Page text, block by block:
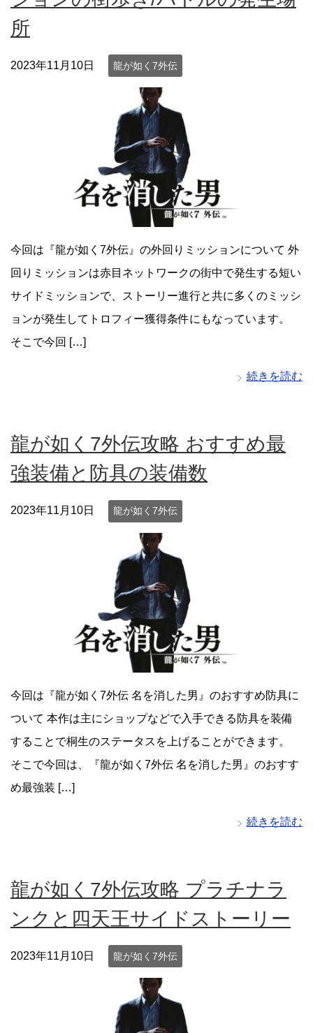
所
2023年11月10日 龍が如く7外伝
今回は『龍が如く7外伝』の外回りミッションについて 外
回りミッションは赤目ネットワークの街中で発生する短い
サイドミッションで、ストーリー進行と共に多くのミッシ
ョンが発生してトロフィー獲得条件にもなっています。
そこで今回 […]
続きを読む
龍が如く7外伝攻略 おすすめ最
強装備と防具の装備数
2023年11月10日 龍が如く7外伝
今回は『龍が如く7外伝 名を消した男』のおすすめ防具に
ついて 本作は主にショップなどで入手できる防具を装備
することで桐生のステータスを上げることができます。
そこで今回は、『龍が如く7外伝 名を消した男』のおすす
め最強装 […]
続きを読む
龍が如く7外伝攻略 プラチナラ
ンクと四天王サイドストーリー
2023年11月10日 龍が如く7外伝